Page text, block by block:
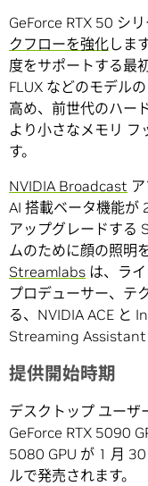
GeForce RTX 50 シリ
クフローを強化しま
度をサポートする最
FLUX などのモデル
高め、前世代のハー
より小さなメモリ フ
す。
NVIDIA Broadcast
AI 搭載ベータ機能が
アップグレードする
ムのために顔の照明
Streamlabs は、ラ
プロデューサー、テ
る、NVIDIA ACE と
Streaming Assistant
提供開始時期
デスクトップ ユーザ
GeForce RTX 5090
5080 GPU が 1 月
ルで発売されます。